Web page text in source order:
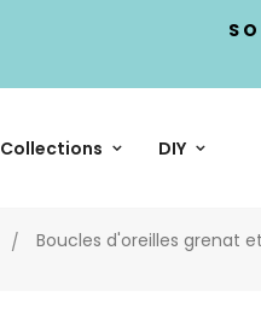
S
Collections DIY
Boucles d'oreilles grenat